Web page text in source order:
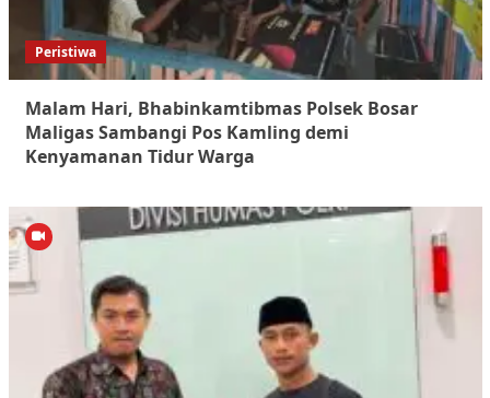
Peristiwa
Malam Hari, Bhabinkamtibmas Polsek Bosar
Maligas Sambangi Pos Kamling demi
Kenyamanan Tidur Warga